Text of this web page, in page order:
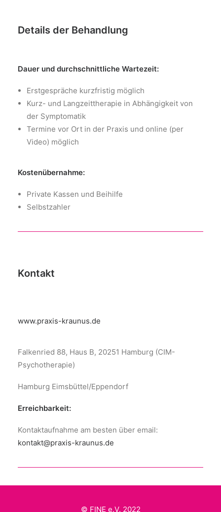
Details der Behandlung
Dauer und durchschnittliche Wartezeit:
Erstgespräche kurzfristig möglich
Kurz- und Langzeittherapie in Abhängigkeit von
der Symptomatik
Termine vor Ort in der Praxis und online (per
Video) möglich
Kostenübernahme:
Private Kassen und Beihilfe
Selbstzahler
Kontakt
www.praxis-kraunus.de
Falkenried 88, Haus B, 20251 Hamburg (CIM-
Psychotherapie)
Hamburg Eimsbüttel/Eppendorf
Erreichbarkeit:
Kontaktaufnahme am besten über email:
kontakt@praxis-kraunus.de
© FINE e.V. 2022